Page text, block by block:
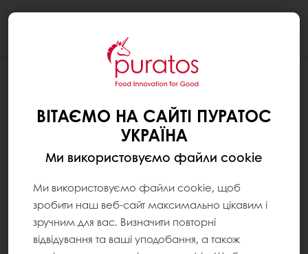
ВІТАЄМО НА САЙТІ ПУРАТОС
УКРАЇНА
Ми використовуємо файли cookie
Ми використовуємо файли cookie, щоб
зробити наш веб-сайт максимально цікавим і
зручним для вас. Визначити повторні
відвідування та ваші уподобання, а також